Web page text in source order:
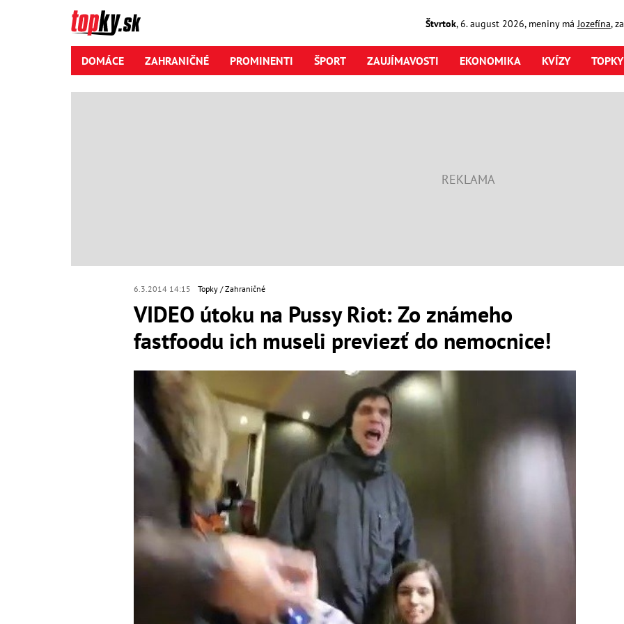
Štvrtok,6. august2026, meniny má Jozefína,
DOMÁCE ZAHRANIČNÉ PROMINENTI ŠPORT ZAUJÍMAVOSTI EKONOMIKA KVÍZY
6.3.2014 14:15 Topky Zahraničné
VIDEO útoku na Pussy Riot: Zo známeho
fastfoodu ich museli previezť do nemocnice!